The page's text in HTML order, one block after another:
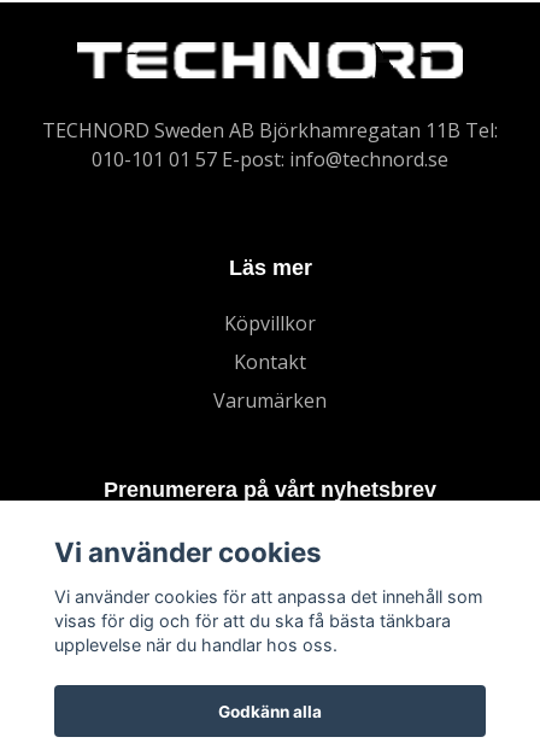
TECHNORD Sweden AB Björkhamregatan 11B Tel:
010-101 01 57 E-post: info@technord.se
Läs mer
Köpvillkor
Kontakt
Varumärken
Prenumerera på vårt nyhetsbrev
Vi använder cookies
Vi använder cookies för att anpassa det innehåll som
visas för dig och för att du ska få bästa tänkbara
upplevelse när du handlar hos oss.
Godkänn alla